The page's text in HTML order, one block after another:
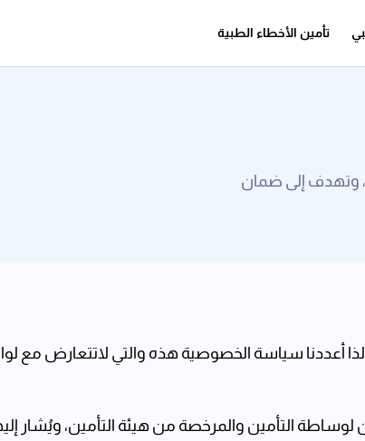
تأمين الأخطاء الطبية
وتهدف إلى ضمان
أعددنا سياسة الخصوصية هذه والتي لاتتعارض مع
التأمين والمرخصة من هيئة التأمين، ويُشار